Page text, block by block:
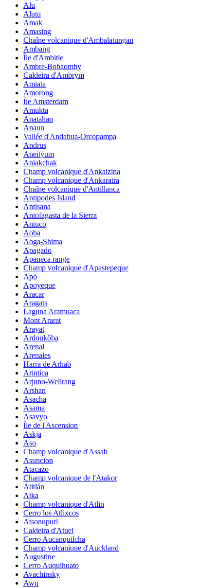
Alu
Alutu
Amak
Amasing
Chaîne volcanique d'Ambalatungan
Ambang
Île d'Ambitle
Ambre-Bobaomby
Caldeira d'Ambrym
Amiata
Amorong
Île Amsterdam
Amukta
Anatahan
Anaun
Vallée d'Andahua-Orcopampa
Andrus
Aneityum
Aniakchak
Champ volcanique d'Ankaizina
Champ volcanique d'Ankaratra
Chaîne volcanique d'Antillanca
Antipodes Island
Antisana
Antofagasta de la Sierra
Antuco
Aoba
Aoga-Shima
Apagado
Apaneca range
Champ volcanique d'Apastepeque
Apo
Apoyeque
Aracar
Aragats
Laguna Aramuaca
Mont Ararat
Arayat
Ardoukôba
Arenal
Arenales
Harra de Arhab
Arintica
Arjuno-Welirang
Arshan
Asacha
Asama
Asavyo
Île de l'Ascension
Askja
Aso
Champ volcanique d'Assab
Asuncion
Atacazo
Champ volcanique de l'Atakor
Atitlán
Atka
Champ volcanique d'Atlin
Cerro los Atlixcos
Atsonupuri
Caldeira d'Atuel
Cerro Aucanquilcha
Champ volcanique d'Auckland
Augustine
Cerro Auquihuato
Avachinsky
Awu